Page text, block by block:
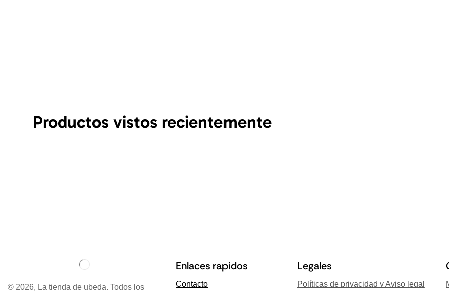
Productos vistos recientemente
© 2026, La tienda de ubeda. Todos los
Enlaces rapidos
Contacto
Legales
Políticas de privacidad y Aviso legal